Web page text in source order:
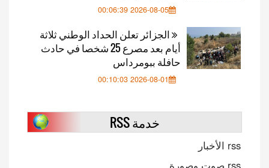
2026-08-05 00:06:39
الجزائر تعلن الحداد الوطني ثلاثة
أيام بعد مصرع 25 شخصا في حادث
حافلة ببومرداس
2026-08-01 00:10:03
خدمة RSS
rss الأخبار
rss صوت وصورة